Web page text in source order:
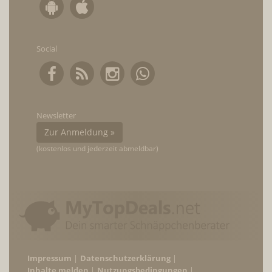
Social
Newsletter
Zur Anmeldung »
(kostenlos und jederzeit abmeldbar)
Impressum
Datenschutzerklärung